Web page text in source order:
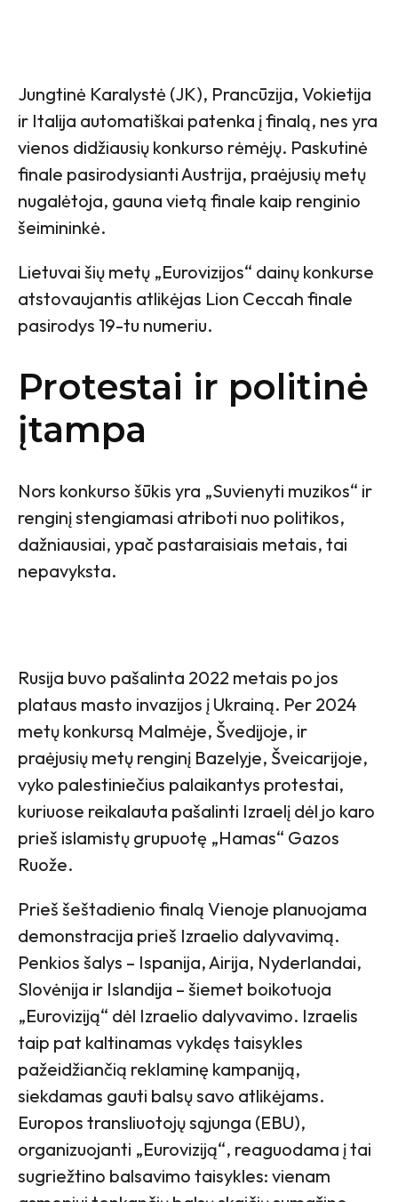
Jungtinė Karalystė (JK), Prancūzija, Vokietija
ir Italija automatiškai patenka į finalą, nes yra
vienos didžiausių konkurso rėmėjų. Paskutinė
finale pasirodysianti Austrija, praėjusių metų
nugalėtoja, gauna vietą finale kaip renginio
šeimininkė.
Lietuvai šių metų „Eurovizijos“ dainų konkurse
atstovaujantis atlikėjas Lion Ceccah finale
pasirodys 19-tu numeriu.
Protestai ir politinė
įtampa
Nors konkurso šūkis yra „Suvienyti muzikos“ ir
renginį stengiamasi atriboti nuo politikos,
dažniausiai, ypač pastaraisiais metais, tai
nepavyksta.
Rusija buvo pašalinta 2022 metais po jos
plataus masto invazijos į Ukrainą. Per 2024
metų konkursą Malmėje, Švedijoje, ir
praėjusių metų renginį Bazelyje, Šveicarijoje,
vyko palestiniečius palaikantys protestai,
kuriuose reikalauta pašalinti Izraelį dėl jo karo
prieš islamistų grupuotę „Hamas“ Gazos
Ruože.
Prieš šeštadienio finalą Vienoje planuojama
demonstracija prieš Izraelio dalyvavimą.
Penkios šalys – Ispanija, Airija, Nyderlandai,
Slovėnija ir Islandija – šiemet boikotuoja
„Euroviziją“ dėl Izraelio dalyvavimo. Izraelis
taip pat kaltinamas vykdęs taisykles
pažeidžiančią reklaminę kampaniją,
siekdamas gauti balsų savo atlikėjams.
Europos transliuotojų sąjunga (EBU),
organizuojanti „Euroviziją“, reaguodama į tai
sugriežtino balsavimo taisykles: vienam